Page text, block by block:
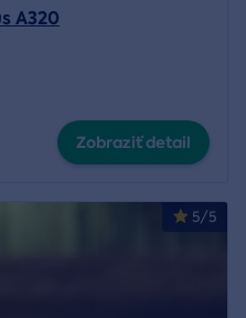
A320
Zobraziť detail
5/5